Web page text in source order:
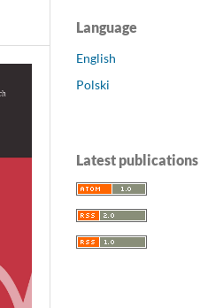
Language
English
Polski
Latest publications